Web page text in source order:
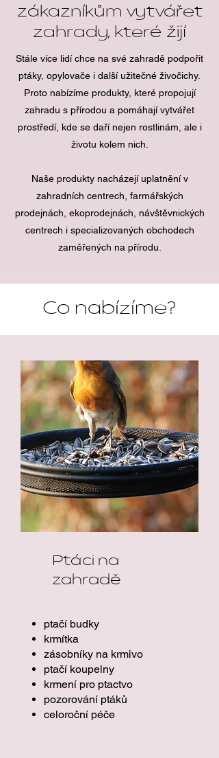
zákazníkům vytvářet
zahrady, které žijí
Stále více lidí chce na své zahradě podpořit
ptáky, opylovače i další užitečné živočichy.
Proto nabízíme produkty, které propojují
zahradu s přírodou a pomáhají vytvářet
prostředí, kde se daří nejen rostlinám, ale i
životu kolem nich.
Naše produkty nacházejí uplatnění v
zahradních centrech, farmářských
prodejnách, ekoprodejnách, návštěvnických
centrech i specializovaných obchodech
zaměřených na přírodu.
Co nabízíme?
Ptáci na
zahradě
ptačí budky
krmítka
zásobníky na krmivo
ptačí koupelny
krmení pro ptactvo
pozorování ptáků
celoroční péče